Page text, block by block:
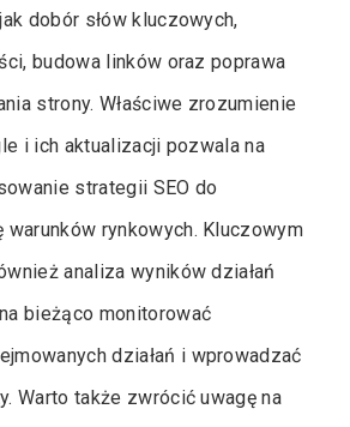
dobór słów kluczowych,
budowa linków oraz poprawa
strony. Właściwe zrozumienie
i ich aktualizacji pozwala na
strategii SEO do
warunków rynkowych. Kluczowym
analiza wyników działań
bieżąco monitorować
działań i wprowadzać
Warto także zwrócić uwagę na